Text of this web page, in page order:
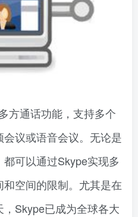
方通话功能，支持多个
议或语音会议。无论是
可以通过Skype实现多
空间的限制。尤其是在
Skype已成为全球各大